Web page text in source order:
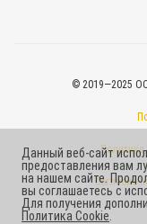
© 2019—2025
Согласие
Данный веб-сайт
предоставления вам
на нашем сайте.
вы соглашаетесь с
Для получения
Политика Cookie